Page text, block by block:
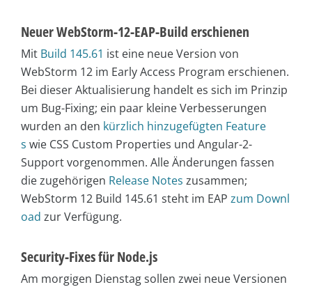
Neuer WebStorm-12-EAP-Build erschienen
Mit Build 145.61 ist eine neue Version von
WebStorm 12 im Early Access Program erschienen.
Bei dieser Aktualisierung handelt es sich im Prinzip
um Bug-Fixing; ein paar kleine Verbesserungen
wurden an den kürzlich hinzugefügten Feature
s wie CSS Custom Properties und Angular-2-
Support vorgenommen. Alle Änderungen fassen
die zugehörigen Release Notes zusammen;
WebStorm 12 Build 145.61 steht im EAP zum Downl
oad zur Verfügung.
Security-Fixes für Node.js
Am morgigen Dienstag sollen zwei neue Versionen